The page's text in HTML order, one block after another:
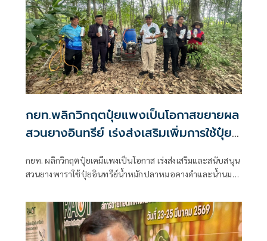
กยท.พลิกวิกฤตปุ๋ยแพงเป็นโอกาสขยายผล
สวนยางอินทรีย์ เร่งส่งเสริมเพิ่มการใช้ปุ๋ย
กยท. ผลิกวิกฤตปุ๋ยเคมีแพงเป็นโอกาส เร่งส่งเสริมและสนับสนุน
สวนยางพาราใช้ปุ๋ยอินทรีย์น้ำหมักปลาหมอคางดำและน้ำนม
ปุ๋ยเคมี ตามนโยบาย 70:30 ของกระทรวงเกษตรฯ หวังช่วยลด
ต้นทุน เพิ่มผลผลิต ยืนยันไม่กระทบต่อการเจริญเติบโตของต้น
ยาง พร้อมขยายผลขับเคลื่อนสวนยางอินทรีย์รองรับเทรนด์